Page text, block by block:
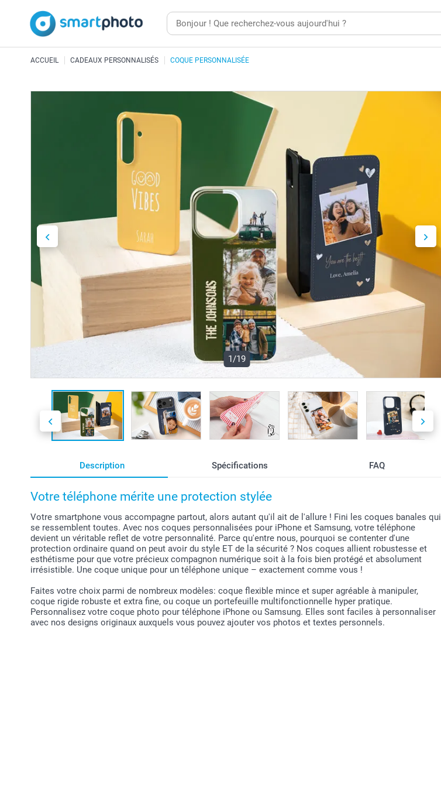
ACCUEIL CADEAUX PERSONNALISÉS COQUE PERSONNALISÉE
1/19
Description Spécifications FAQ
Votre téléphone mérite une protection stylée
Votre smartphone vous accompagne partout, alors autant qu'il ait de l'allure ! Fini les coques banales qui
se ressemblent toutes. Avec nos coques personnalisées pour iPhone et Samsung, votre téléphone
devient un véritable reflet de votre personnalité. Parce qu'entre nous, pourquoi se contenter d'une
protection ordinaire quand on peut avoir du style ET de la sécurité ? Nos coques allient robustesse et
esthétisme pour que votre précieux compagnon numérique soit à la fois bien protégé et absolument
irrésistible. Une coque unique pour un téléphone unique – exactement comme vous !
Faites votre choix parmi de nombreux modèles: coque flexible mince et super agréable à manipuler,
coque rigide robuste et extra fine, ou coque un portefeuille multifonctionnelle hyper pratique.
Personnalisez votre coque photo pour téléphone iPhone ou Samsung. Elles sont faciles à personnaliser
avec nos designs originaux auxquels vous pouvez ajouter vos photos et textes personnels.